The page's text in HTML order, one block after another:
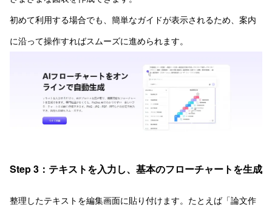
初めて利用する場合でも、簡単なガイドが表示されるため、案内
に沿って操作すればスムーズに進められます。
Step 3：テキストを入力し、基本のフローチャートを生成
整理したテキストを編集画面に貼り付けます。たとえば「論文作